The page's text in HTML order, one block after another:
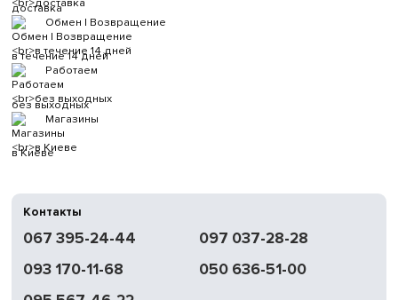
доставка
Обмен | Возвращение
в течение 14 дней
Работаем
без выходных
Магазины
в Киеве
Контакты
067 395-24-44
097 037-28-28
093 170-11-68
050 636-51-00